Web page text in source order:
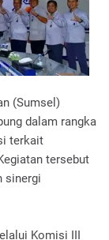
(Sumsel)
dalam rangka
terkait
tersebut
sinergi
Komisi III